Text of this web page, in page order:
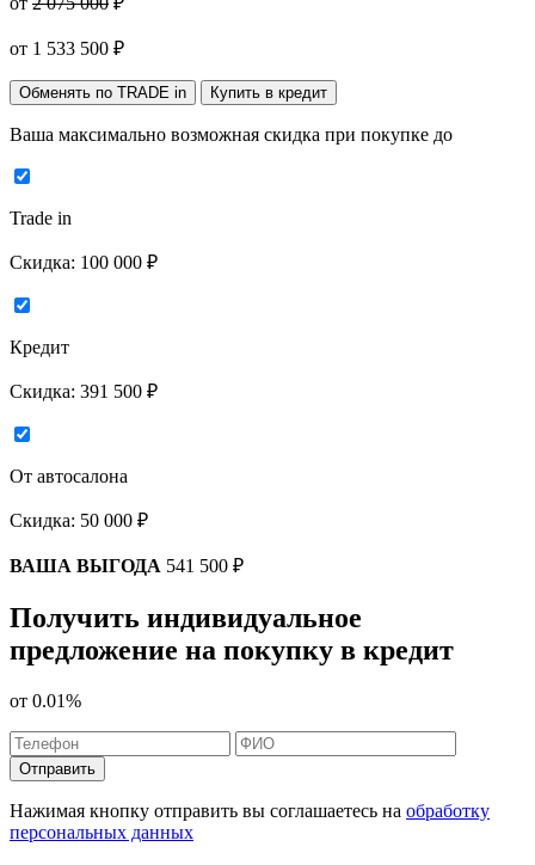
от 1 533 500 ₽
Обменять по TRADE in Купить в кредит
Ваша максимально возможная скидка при покупке до
Trade in
Скидка: 100 000 ₽
Кредит
Скидка: 391 500 ₽
От автосалона
Скидка: 50 000 ₽
ВАША ВЫГОДА 541 500 ₽
Получить индивидуальное
предложение на покупку в кредит
от 0.01%
Отправить
Нажимая кнопку отправить вы соглашаетесь на обработку
персональных данных